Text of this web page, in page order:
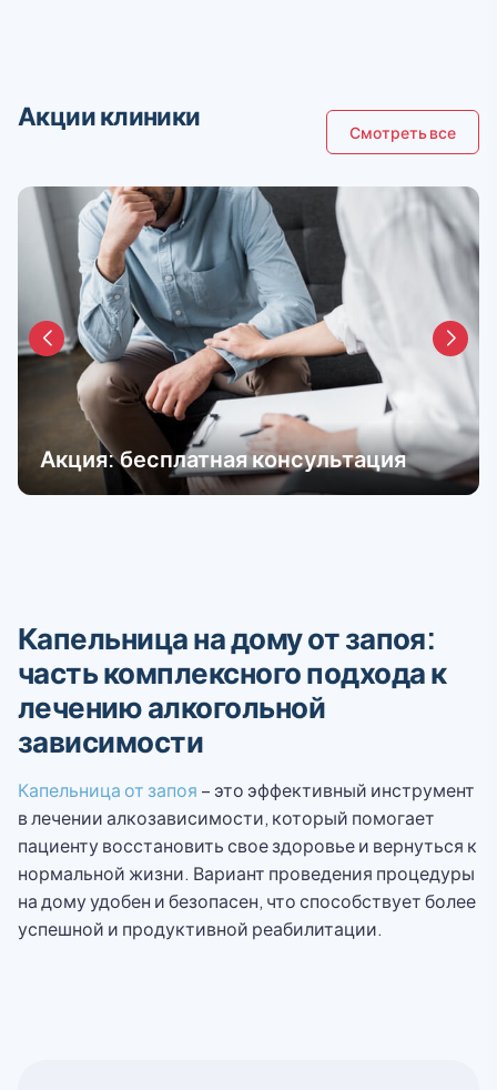
Акции клиники
Смотреть все
Акция: бесплатная консультация
Капельница на дому от запоя:
часть комплексного подхода к
лечению алкогольной
зависимости
Капельница от запоя – это эффективный инструмент
в лечении алкозависимости, который помогает
пациенту восстановить свое здоровье и вернуться к
нормальной жизни. Вариант проведения процедуры
на дому удобен и безопасен, что способствует более
успешной и продуктивной реабилитации.